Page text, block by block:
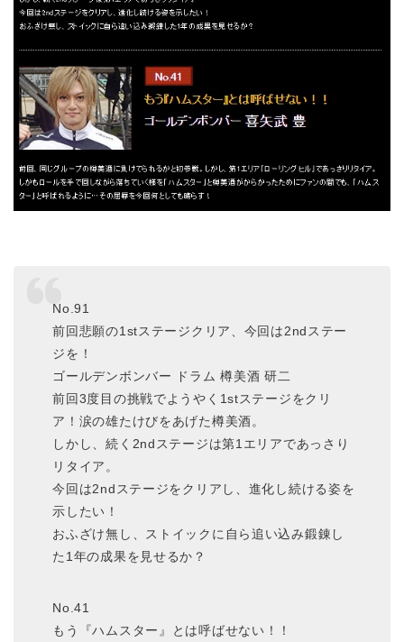
No.91
前回悲願の1stステージクリア、今回は2ndステー
ジを！
ゴールデンボンバー ドラム 樽美酒 研二
前回3度目の挑戦でようやく1stステージをクリ
ア！涙の雄たけびをあげた樽美酒。
しかし、続く2ndステージは第1エリアであっさり
リタイア。
今回は2ndステージをクリアし、進化し続ける姿を
示したい！
おふざけ無し、ストイックに自ら追い込み鍛錬し
た1年の成果を見せるか？
No.41
もう『ハムスター』とは呼ばせない！！